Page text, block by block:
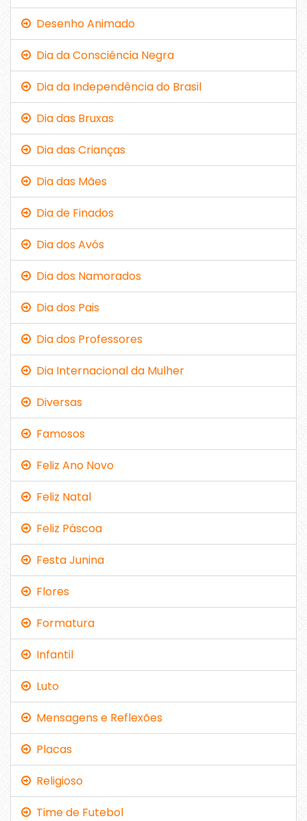
Desenho Animado
Dia da Consciência Negra
Dia da Independência do Brasil
Dia das Bruxas
Dia das Crianças
Dia das Mães
Dia de Finados
Dia dos Avós
Dia dos Namorados
Dia dos Pais
Dia dos Professores
Dia Internacional da Mulher
Diversas
Famosos
Feliz Ano Novo
Feliz Natal
Feliz Páscoa
Festa Junina
Flores
Formatura
Infantil
Luto
Mensagens e Reflexões
Placas
Religioso
Time de Futebol